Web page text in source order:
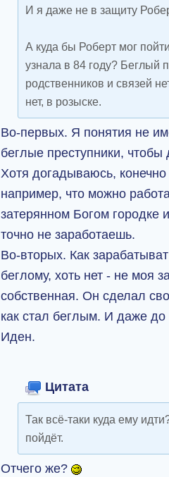
И я даже не в защиту
А куда бы Роберт мог
узнала в 84 году? Беглый
родственников и связей
нет, в розыске.
Во-первых. Я понятия не
беглые преступники,
Хотя догадываюсь,
например, что можно
затерянном Богом городке
точно не заработаешь.
Во-вторых. Как
беглому, хоть нет - не моя
собственная. Он сделал
как стал беглым. И даже до
Иден.
Цитата
Так всё-таки куда ему
пойдёт.
Отчего же?